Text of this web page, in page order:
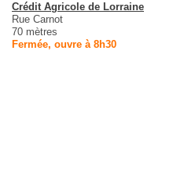
Crédit Agricole de Lorraine
Rue Carnot
70 mètres
Fermée, ouvre à 8h30